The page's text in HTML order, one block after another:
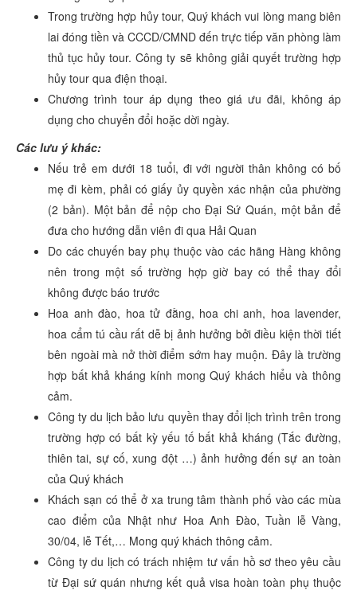
Trong trường hợp hủy tour, Quý khách vui lòng mang biên
lai đóng tiền và CCCD/CMND đến trực tiếp văn phòng làm
thủ tục hủy tour. Công ty sẽ không giải quyết trường hợp
hủy tour qua điện thoại.
Chương trình tour áp dụng theo giá ưu đãi, không áp
dụng cho chuyển đổi hoặc dời ngày.
Các lưu ý khác:
Nếu trẻ em dưới 18 tuổi, đi với người thân không có bố
mẹ đi kèm, phải có giấy ủy quyền xác nhận của phường
(2 bản). Một bản để nộp cho Đại Sứ Quán, một bản để
đưa cho hướng dẫn viên đi qua Hải Quan
Do các chuyến bay phụ thuộc vào các hãng Hàng không
nên trong một số trường hợp giờ bay có thể thay đổi
không được báo trước
Hoa anh đào, hoa tử đằng, hoa chi anh, hoa lavender,
hoa cẩm tú cầu rất dễ bị ảnh hưởng bởi điều kiện thời tiết
bên ngoài mà nở thời điểm sớm hay muộn. Đây là trường
hợp bất khả kháng kính mong Quý khách hiểu và thông
cảm.
Công ty du lịch bảo lưu quyền thay đổi lịch trình trên trong
trường hợp có bất kỳ yếu tố bất khả kháng (Tắc đường,
thiên tai, sự cố, xung đột …) ảnh hưởng đến sự an toàn
của Quý khách
Khách sạn có thể ở xa trung tâm thành phố vào các mùa
cao điểm của Nhật như Hoa Anh Đào, Tuần lễ Vàng,
30/04, lễ Tết,… Mong quý khách thông cảm.
Công ty du lịch có trách nhiệm tư vấn hồ sơ theo yêu cầu
từ Đại sứ quán nhưng kết quả visa hoàn toàn phụ thuộc